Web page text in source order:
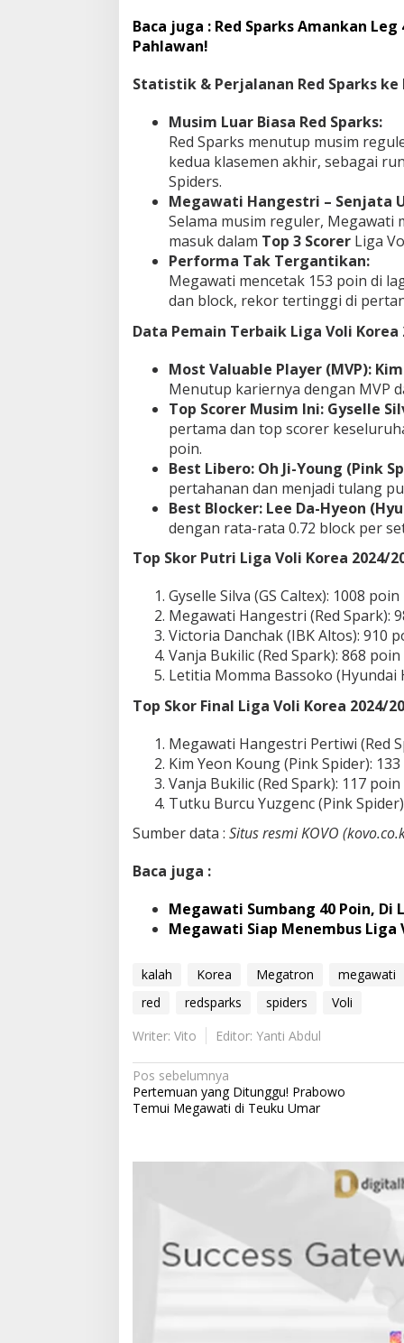
Baca juga : Red Sparks Amankan
Pahlawan!
Statistik & Perjalanan Red Sparks ke
Musim Luar Biasa Red Sparks:
Red Sparks menutup musim
kedua klasemen akhir, sebagai
Spiders.
Megawati Hangestri – Senjata
Selama musim reguler, Megawati
masuk dalam Top 3 Scorer Liga
Performa Tak Tergantikan:
Megawati mencetak 153 poin di
dan block, rekor tertinggi di
Data Pemain Terbaik Liga Voli Korea
Most Valuable Player (MVP):
Menutup kariernya dengan MVP
Top Scorer Musim Ini: Gyselle
pertama dan top scorer
poin.
Best Libero: Oh Ji-Young (Pink
pertahanan dan menjadi tulang
Best Blocker: Lee Da-Hyeon
dengan rata-rata 0.72 block per
Top Skor Putri Liga Voli Korea 2024/
Gyselle Silva (GS Caltex): 1008 poin
Megawati Hangestri (Red Spark):
Victoria Danchak (IBK Altos): 910
Vanja Bukilic (Red Spark): 868 poin
Letitia Momma Bassoko (Hyundai
Top Skor Final Liga Voli Korea 2024/
Megawati Hangestri Pertiwi (Red
Kim Yeon Koung (Pink Spider):
Vanja Bukilic (Red Spark): 117 poin
Tutku Burcu Yuzgenc (Pink
Sumber data : Situs resmi KOVO
Baca juga :
Megawati Sumbang 40 Poin, Di
Megawati Siap Menembus Liga
kalah Korea Megatron megawati
red
redsparks spiders
Voli
Writer: Vito
Editor: Yanti Abdul
N
a
i
Pos sebelumnya
Pertemuan yang Ditunggu! Prabowo
Temui Megawati di Teuku Umar